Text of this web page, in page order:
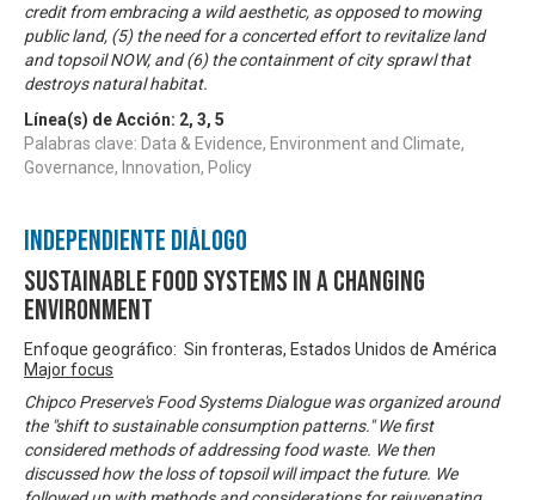
credit from embracing a wild aesthetic, as opposed to mowing
public land, (5) the need for a concerted effort to revitalize land
and topsoil NOW, and (6) the containment of city sprawl that
destroys natural habitat.
Línea(s) de Acción: 2, 3, 5
Palabras clave: Data & Evidence, Environment and Climate,
Governance, Innovation, Policy
Independiente Diálogo
Sustainable Food Systems in a Changing
Environment
Enfoque geográfico: Sin fronteras, Estados Unidos de América
Major focus
Chipco Preserve's Food Systems Dialogue was organized around
the "shift to sustainable consumption patterns." We first
considered methods of addressing food waste. We then
discussed how the loss of topsoil will impact the future. We